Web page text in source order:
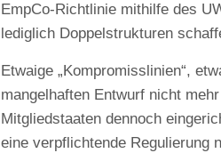
EmpCo-Richtlinie mithilfe des
lediglich Doppelstrukturen
Etwaige „Kompromisslinien“,
mangelhaften Entwurf nicht
Mitgliedstaaten dennoch
eine verpflichtende Regulierung